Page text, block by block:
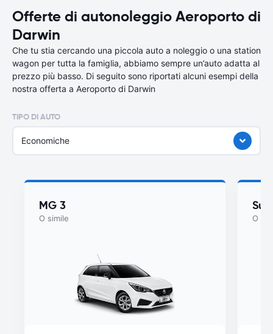
Offerte di autonoleggio Aeroporto di
Darwin
Che tu stia cercando una piccola auto a noleggio o una station
wagon per tutta la famiglia, abbiamo sempre un’auto adatta al
prezzo più basso. Di seguito sono riportati alcuni esempi della
nostra offerta a Aeroporto di Darwin
TIPO DI AUTO
Economiche
MG 3
O simile O